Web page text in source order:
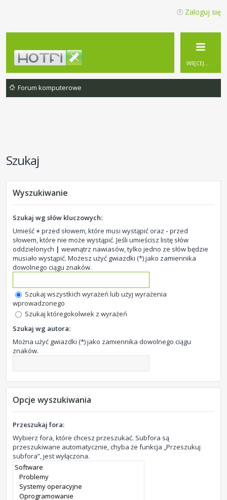
Zaloguj się
WIĘCEJ…
Forum komputerowe
Szukaj
Wyszukiwanie
Szukaj wg słów kluczowych:
Umieść + przed słowem, które musi wystąpić oraz - przed
słowem, które nie może wystąpić. Jeśli umieścisz listę słów
oddzielonych | wewnątrz nawiasów, tylko jedno ze słów będzie
musiało wystąpić. Możesz użyć gwiazdki (*) jako zamiennika
dowolnego ciągu znaków.
Szukaj wszystkich wyrażeń lub użyj wyrażenia
wprowadzonego
Szukaj któregokolwiek z wyrażeń
Szukaj wg autora:
Można użyć gwiazdki (*) jako zamiennika dowolnego ciągu
znaków.
Opcje wyszukiwania
Przeszukaj fora:
Wybierz fora, które chcesz przeszukać. Subfora są
przeszukiwane automatycznie, chyba że funkcja „Przeszukuj
subfora”, jest wyłączona.